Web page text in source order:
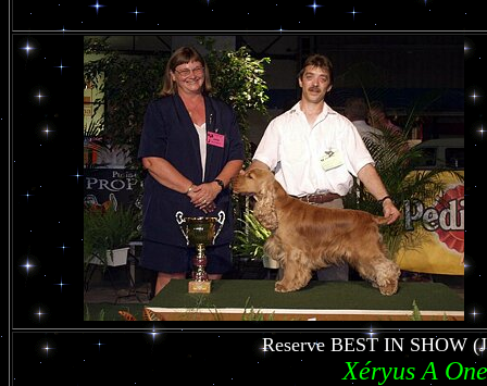
Reserve BEST IN SHOW
Xéryus A